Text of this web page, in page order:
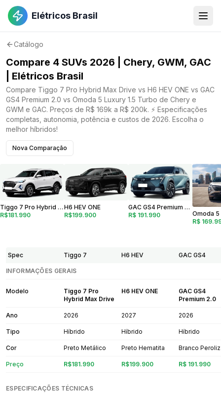
Elétricos Brasil
Catálogo
Compare 4 SUVs 2026 | Chery, GWM, GAC
| Elétricos Brasil
Compare Tiggo 7 Pro Hybrid Max Drive vs H6 HEV ONE vs GAC
GS4 Premium 2.0 vs Omoda 5 Luxury 1.5 Turbo de Chery e
GWM e GAC. Preços de R$ 169k a R$ 200k. ⚡ Especificações
completas, autonomia, potência e custos de 2026. Escolha o
melhor híbridos!
Nova Comparação
Tiggo 7 Pro Hybrid Max Drive
R$181.990
H6 HEV ONE
R$199.900
GAC GS4 Premium 2.0
R$ 191.990
R$
Spec Tiggo 7 H6 HEV GAC GS4
INFORMAÇÕES GERAIS
Modelo
Tiggo 7 Pro
Hybrid Max Drive
H6 HEV ONE
GAC GS4
Premium 2.0
Ano 2026 2027 2026
Tipo Híbrido Híbrido Híbrido
Cor Preto Metálico Preto Hematita Branco
Preço R$181.990 R$199.900 R$ 191.990
ESPECIFICAÇÕES TÉCNICAS